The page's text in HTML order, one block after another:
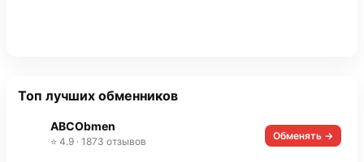
Топ лучших обменников
ABCObmen
⭐ 4.9 · 1873 отзывов Обменять →